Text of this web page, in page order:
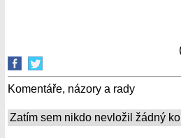
Komentáře, názory a rady
Zatím sem nikdo nevložil žádný